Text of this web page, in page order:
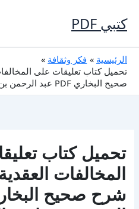
إلى
المحتوى
كتبي PDF
الرئيسية
فكر وثقافة
تحميل كتاب تعليقات على
صحيح البخاري PDF عبد الرحمن بن ناصر البراك
تحميل كتاب
المخالفات